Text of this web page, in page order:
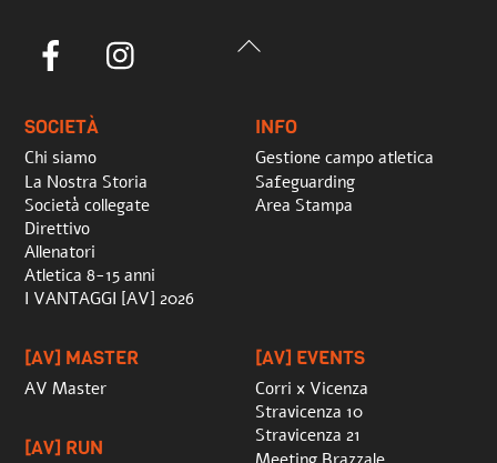
Back
Facebook
SOCIETÀ
Chi siamo
La Nostra Storia
Società collegate
Direttivo
Allenatori
Atletica 8-15 anni
I VANTAGGI [AV] 2026
INFO
Gestione campo atletica
Safeguarding
Area Stampa
[AV] MASTER
AV Master
[AV] RUN
[AV] EVENTS
Corri x Vicenza
Stravicenza 10
Stravicenza 21